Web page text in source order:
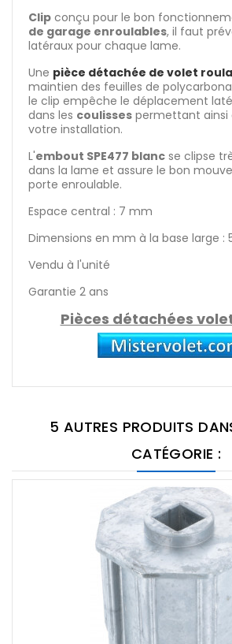
Clip conçu pour le bon
de garage enroulables, il faut
latéraux pour chaque lame.
Une pièce détachée de volet
maintien des feuilles de
le clip empêche le déplacement
dans les coulisses permettant ainsi
votre installation.
L'embout SPE477 blanc se clipse
dans la lame et assure le bon
porte enroulable.
Espace central : 7 mm
Dimensions en mm à la base large :
Vendu à l'unité
Garantie 2 ans
Pièces détachées
5 AUTRES PRODUITS
CATÉGORIE :